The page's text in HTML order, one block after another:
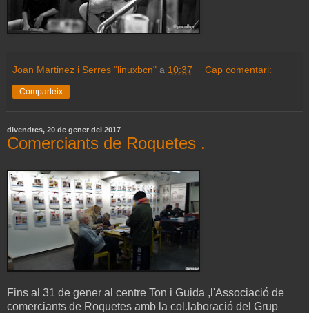
Joan Martinez i Serres "linuxbcn" a 10:37 Cap comentari:
Comparteix
divendres, 20 de gener del 2017
Comerciants de Roquetes .
Fins al 31 de gener al centre Ton i Guida ,l'Associació de
comerciants de Roquetes amb la col.laboració del Grup